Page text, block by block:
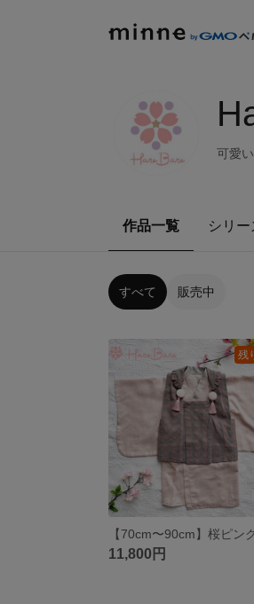
可愛
作品一覧 シリー
すべて 販売中
残
11,800円